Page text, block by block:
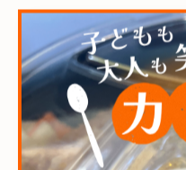
すんごいんですよ、仕上
見たらすんごいちゃん
笑
(そしてリンクの貼り方
フリーペーパーのライタ